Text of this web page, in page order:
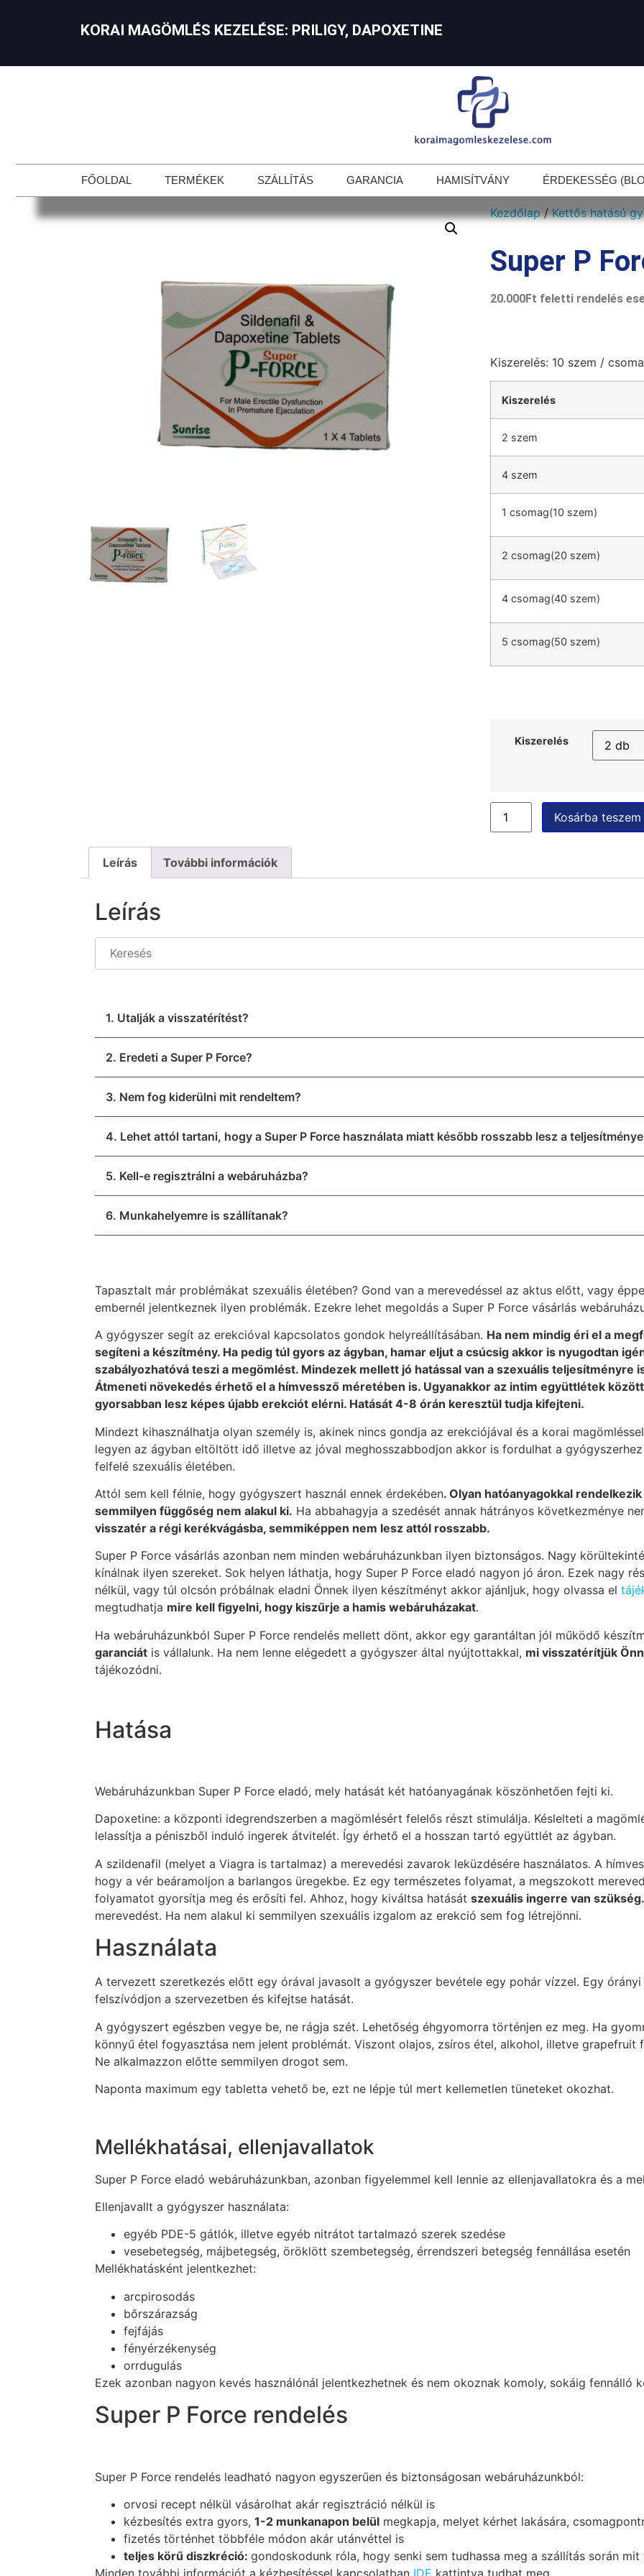
KORAI MAGÖMLÉS KEZELÉSE: ​ PRILIGY, DAPOXETINE
FŐOLDAL TERMÉKEK SZÁLLÍTÁS GARANCIA HAMISÍTVÁNY ÉRDEKESSÉG
Kezdőlap/Kettős hatású
Super P
20.000Ft feletti rendelés
Kiszerelés: 10 szem /
Kiszerelés
2 szem
4 szem
1 csomag(10 szem)
2 csomag(20 szem)
4 csomag(40 szem)
5 csomag(50 szem)
Kiszerelés
Kosárba teszem
Leírás További információk
Leírás
1. Utalják a visszatérítést?
2. Eredeti a Super P Force?
3. Nem fog kiderülni mit rendeltem?
4. Lehet attól tartani, hogy a Super P Force használata miatt később rosszabb lesz a
5. Kell-e regisztrálni a webáruházba?
6. Munkahelyemre is szállítanak?
Tapasztalt már problémákat szexuális életében? Gond van a merevedéssel az aktus előtt, vagy
embernél jelentkeznek ilyen problémák. Ezekre lehet megoldás a Super P Force vásárlás
A gyógyszer segít az erekcióval kapcsolatos gondok helyreállításában. Ha nem mindig éri el a
segíteni a készítmény. Ha pedig túl gyors az ágyban, hamar eljut a csúcsig akkor is nyugodtan
szabályozhatóvá teszi a megömlést. Mindezek mellett jó hatással van a szexuális teljesítményre
Átmeneti növekedés érhető el a hímvessző méretében is. Ugyanakkor az intim együttlétek
gyorsabban lesz képes újabb erekciót elérni. Hatását 4-8 órán keresztül tudja kifejteni.
Mindezt kihasználhatja olyan személy is, akinek nincs gondja az erekciójával és a korai
legyen az ágyban eltöltött idő illetve az jóval meghosszabbodjon akkor is fordulhat a
felfelé szexuális életében.
Attól sem kell félnie, hogy gyógyszert használ ennek érdekében. Olyan hatóanyagokkal
semmilyen függőség nem alakul ki. Ha abbahagyja a szedését annak hátrányos következménye
visszatér a régi kerékvágásba, semmiképpen nem lesz attól rosszabb.
Super P Force vásárlás azonban nem minden webáruházunkban ilyen biztonságos. Nagy
kínálnak ilyen szereket. Sok helyen láthatja, hogy Super P Force eladó nagyon jó áron. Ezek nagy
nélkül, vagy túl olcsón próbálnak eladni Önnek ilyen készítményt akkor ajánljuk, hogy olvassa el
megtudhatja mire kell figyelni, hogy kiszűrje a hamis webáruházakat.
Ha webáruházunkból Super P Force rendelés mellett dönt, akkor egy garantáltan jól működő
garanciát is vállalunk. Ha nem lenne elégedett a gyógyszer által nyújtottakkal, mi visszatérítjük
tájékozódni.
Hatása
Webáruházunkban Super P Force eladó, mely hatását két hatóanyagának köszönhetően fejti ki.
Dapoxetine: a központi idegrendszerben a magömlésért felelős részt stimulálja. Késlelteti a
lelassítja a péniszből induló ingerek átvitelét. Így érhető el a hosszan tartó együttlét az ágyban.
A szildenafil (melyet a Viagra is tartalmaz) a merevedési zavarok leküzdésére használatos. A
hogy a vér beáramoljon a barlangos üregekbe. Ez egy természetes folyamat, a megszokott
folyamatot gyorsítja meg és erősíti fel. Ahhoz, hogy kiváltsa hatását szexuális ingerre van
merevedést. Ha nem alakul ki semmilyen szexuális izgalom az erekció sem fog létrejönni.
Használata
A tervezett szeretkezés előtt egy órával javasolt a gyógyszer bevétele egy pohár vízzel. Egy
felszívódjon a szervezetben és kifejtse hatását.
A gyógyszert egészben vegye be, ne rágja szét. Lehetőség éhgyomorra történjen ez meg. Ha
könnyű étel fogyasztása nem jelent problémát. Viszont olajos, zsíros étel, alkohol, illetve
Ne alkalmazzon előtte semmilyen drogot sem.
Naponta maximum egy tabletta vehető be, ezt ne lépje túl mert kellemetlen tüneteket okozhat.
Mellékhatásai, ellenjavallatok
Super P Force eladó webáruházunkban, azonban figyelemmel kell lennie az ellenjavallatokra és a
Ellenjavallt a gyógyszer használata:
egyéb PDE-5 gátlók, illetve egyéb nitrátot tartalmazó szerek szedése
vesebetegség, májbetegség, öröklött szembetegség, érrendszeri betegség fennállása esetén
Mellékhatásként jelentkezhet:
arcpirosodás
bőrszárazság
fejfájás
fényérzékenység
orrdugulás
Ezek azonban nagyon kevés használónál jelentkezhetnek és nem okoznak komoly, sokáig fennálló
Super P Force rendelés
Super P Force rendelés leadható nagyon egyszerűen és biztonságosan webáruházunkból:
orvosi recept nélkül vásárolhat akár regisztráció nélkül is
kézbesítés extra gyors, 1-2 munkanapon belül megkapja, melyet kérhet lakására,
fizetés történhet többféle módon akár utánvéttel is
teljes körű diszkréció: gondoskodunk róla, hogy senki sem tudhassa meg a szállítás során